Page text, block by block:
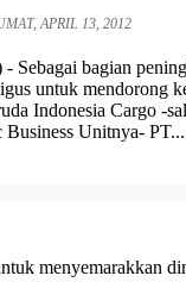
APRIL 13, 2012
Sebagai bagian
untuk mendorong
Indonesia Cargo -
Business Unitnya- PT...
menyemarakkan